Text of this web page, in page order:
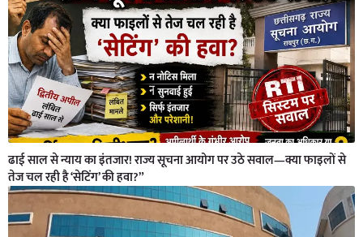
ढाई साल से न्याय का इंतजार! राज्य सूचना आयोग पर उठे सवाल—क्या फाइलों से
तेज चल रही है ‘सेटिंग’ की हवा?”